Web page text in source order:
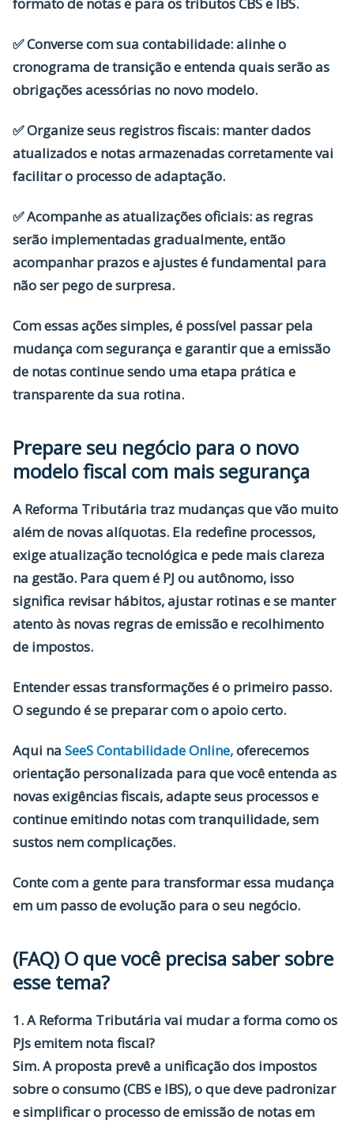
✅Converse com sua contabilidade:alinhe o
cronograma de transição e entenda quais serão as
obrigações acessórias no novo modelo.
✅Organize seus registros fiscais: manter dados
atualizados e notas armazenadas corretamente vai
facilitar o processo de adaptação.
✅Acompanhe as atualizações oficiais:as regras
serão implementadas gradualmente, então
acompanhar prazos e ajustes é fundamental para
não ser pego de surpresa.
Com essas ações simples, é possível passar pela
mudança com segurança e garantir que a emissão
de notas continue sendo uma etapa prática e
transparente da sua rotina.
Prepare seu negócio para o novo
modelo fiscal com mais segurança
A Reforma Tributária traz mudanças que vão muito
além de novas alíquotas. Ela redefine processos,
exige atualização tecnológica e pede mais clareza
na gestão. Para quem é PJ ou autônomo, isso
significa revisar hábitos, ajustar rotinas e se manter
atento às novas regras de emissão e recolhimento
de impostos.
Entender essas transformações é o primeiro passo.
O segundo é se preparar com o apoio certo.
Aqui na SeeS Contabilidade Online,oferecemos
orientação personalizada para que você entenda as
novas exigências fiscais, adapte seus processos e
continue emitindo notas com tranquilidade, sem
sustos nem complicações.
Conte com a gente para transformar essa mudança
em um passo de evolução para o seu negócio.
(FAQ) O que você precisa saber sobre
esse tema?
1. A Reforma Tributária vai mudar a forma como os
PJs emitem nota fiscal?
Sim. A proposta prevê a unificação dos impostos
sobre o consumo (CBS e IBS), o que deve padronizar
e simplificar o processo de emissão de notas em